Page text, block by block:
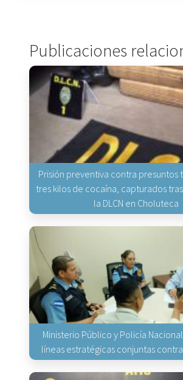
Publicaciones
Prisión preventiva contra presuntos
tres kilos de cocaína, capturados
la DLCN en Choluteca
Ministerio Público y Policía
líneas estratégicas conjuntas